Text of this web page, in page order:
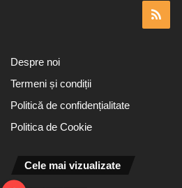
Despre noi
Termeni și condiții
Politică de confidențialitate
Politica de Cookie
Cele mai vizualizate